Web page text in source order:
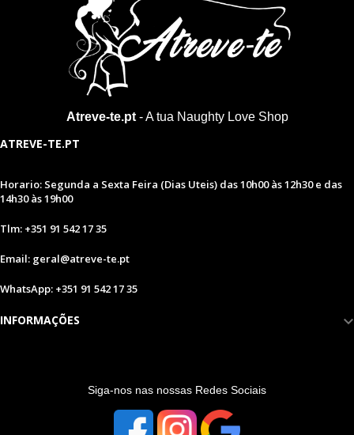
Atreve-te.pt- A tua Naughty Love Shop
ATREVE-TE.PT
Horario: Segunda a Sexta Feira (Dias Uteis) das 10h00 às 12h30 e das
14h30 às 19h00
Tlm: +351 91 542 17 35
Email: geral@atreve-te.pt
WhatsApp: +351 91 542 17 35
INFORMAÇÕES
Siga-nos nas nossas Redes Sociais